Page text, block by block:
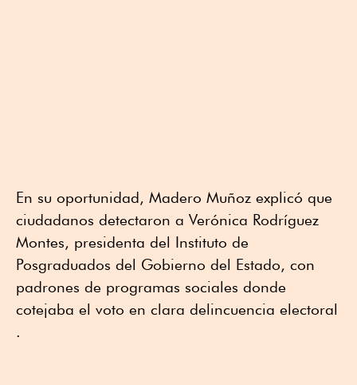
En su oportunidad, Madero Muñoz explicó que
ciudadanos detectaron a Verónica Rodríguez
Montes, presidenta del Instituto de
Posgraduados del Gobierno del Estado, con
padrones de programas sociales donde
cotejaba el voto en clara delincuencia electoral
.